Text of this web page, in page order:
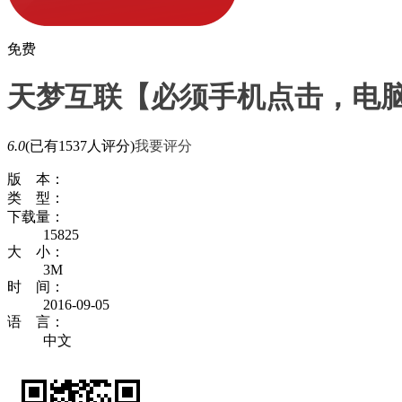
免费
天梦互联【必须手机点击，电
6.0(已有1537人评分)我要评分
版 本：
类 型：
下载量：
15825
大 小：
3M
时 间：
2016-09-05
语 言：
中文